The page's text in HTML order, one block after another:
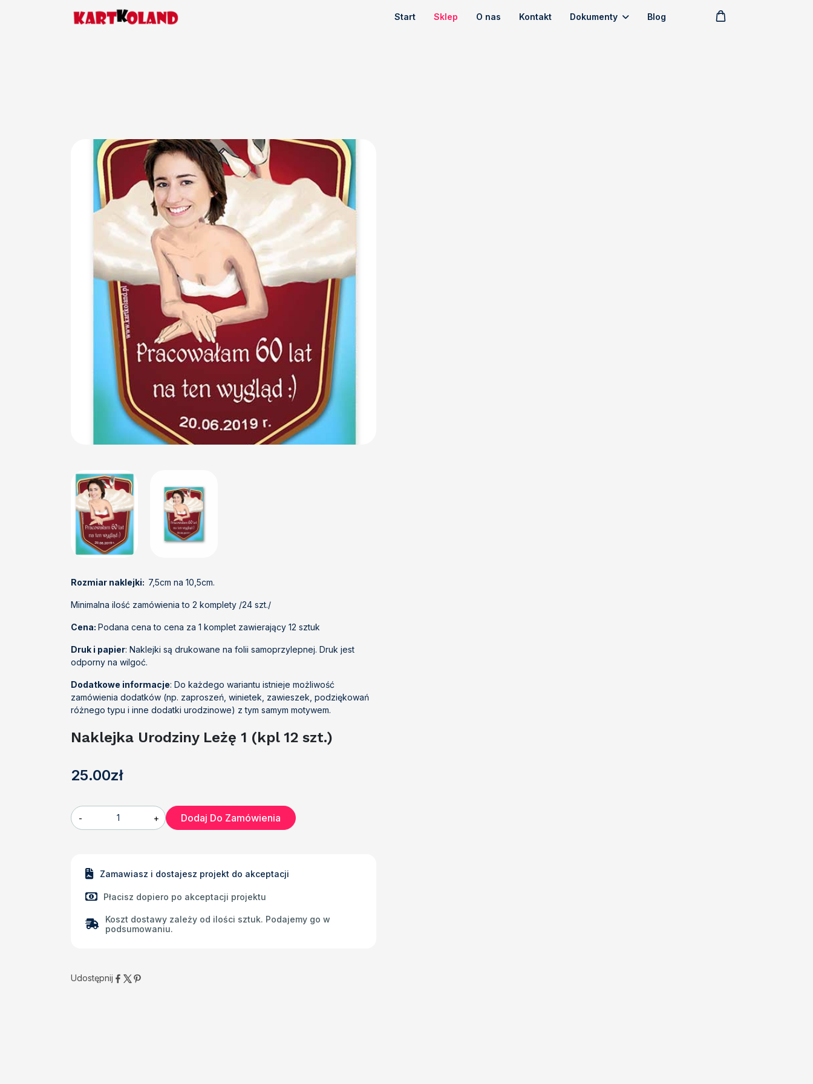
Start Sklep O nas Kontakt Dokumenty Blog
Rozmiar naklejki: 7,5cm na 10,5cm.
Minimalna ilość zamówienia to 2 komplety /24 szt./
Cena: Podana cena to cena za 1 komplet zawierający 12 sztuk
Druk i papier: Naklejki są drukowane na folii samoprzylepnej. Druk jest
odporny na wilgoć.
Dodatkowe informacje: Do każdego wariantu istnieje możliwość
zamówienia dodatków (np. zaproszeń, winietek, zawieszek, podziękowań
różnego typu i inne dodatki urodzinowe) z tym samym motywem.
Naklejka Urodziny Leżę 1 (kpl 12 szt.)
25.00zł
- + Dodaj Do Zamówienia
Zamawiasz i dostajesz projekt do akceptacji
Płacisz dopiero po akceptacji projektu
Koszt dostawy zależy od ilości sztuk. Podajemy go w
podsumowaniu.
Udostępnij